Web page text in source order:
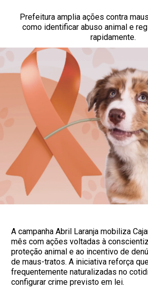
Prefeitura amplia ações contra
como identificar abuso animal e
rapidamente.
A campanha Abril Laranja mobiliza
mês com ações voltadas à
proteção animal e ao incentivo de
de maus-tratos. A iniciativa reforça
frequentemente naturalizadas no
configurar crime previsto em lei.